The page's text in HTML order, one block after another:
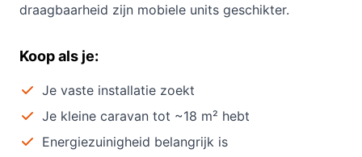
draagbaarheid zijn mobiele units geschikter.
Koop als je:
Je vaste installatie zoekt
Je kleine caravan tot ~18 m² hebt
Energiezuinigheid belangrijk is